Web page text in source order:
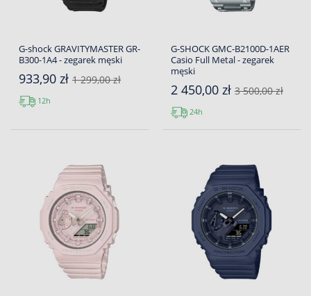
G-shock GRAVITYMASTER GR-
B300-1A4 - zegarek męski
933,90 zł 1 299,00 zł
12h
G-SHOCK GMC-B2100D-1AER
Casio Full Metal - zegarek
męski
2 450,00 zł 3 500,00 zł
24h